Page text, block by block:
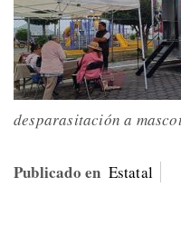
desparasitación a
Publicado en Estatal